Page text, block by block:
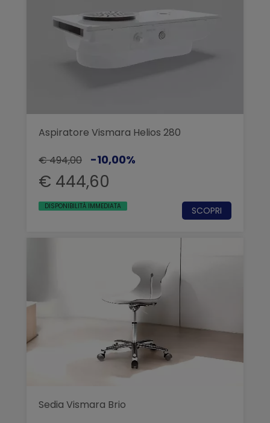
Aspiratore Vismara Helios 280
€ 494,00
-10,00%
€ 444,60
DISPONIBILITÀ IMMEDIATA SCOPRI
Sedia Vismara Brio